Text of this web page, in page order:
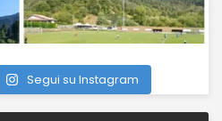
Segui su Instagram